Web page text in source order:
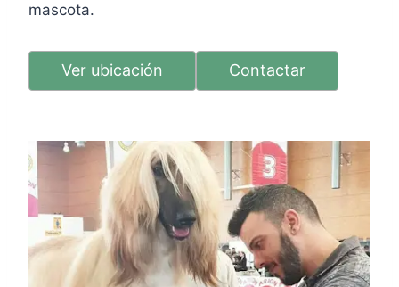
mascota.
Ver ubicación Contactar